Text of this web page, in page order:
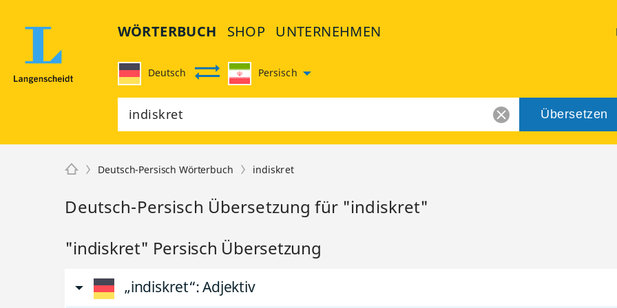
WÖRTERBUCH SHOP UNTERNEHMEN
Deutsch Persisch
Übersetzen
Deutsch-Persisch Wörterbuch indiskret
Deutsch-Persisch Übersetzung für "indiskret"
"indiskret" Persisch Übersetzung
„indiskret“: Adjektiv